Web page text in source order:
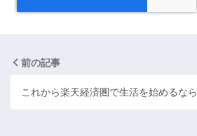
前の記事
これから楽天経済圏で生活を始めるなら